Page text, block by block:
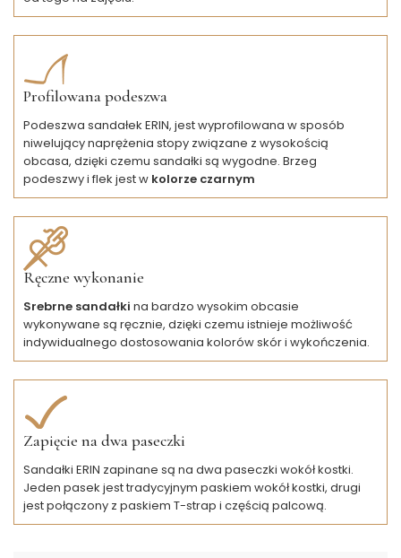
Profilowana podeszwa
Podeszwa sandałek ERIN, jest wyprofilowana w sposób
niwelujący naprężenia stopy związane z wysokością
obcasa, dzięki czemu sandałki są wygodne. Brzeg
podeszwy i flek jest w kolorze czarnym
Ręczne wykonanie
Srebrne sandałki na bardzo wysokim obcasie
wykonywane są ręcznie, dzięki czemu istnieje możliwość
indywidualnego dostosowania kolorów skór i wykończenia.
Zapięcie na dwa paseczki
Sandałki ERIN zapinane są na dwa paseczki wokół kostki.
Jeden pasek jest tradycyjnym paskiem wokół kostki, drugi
jest połączony z paskiem T-strap i częścią palcową.